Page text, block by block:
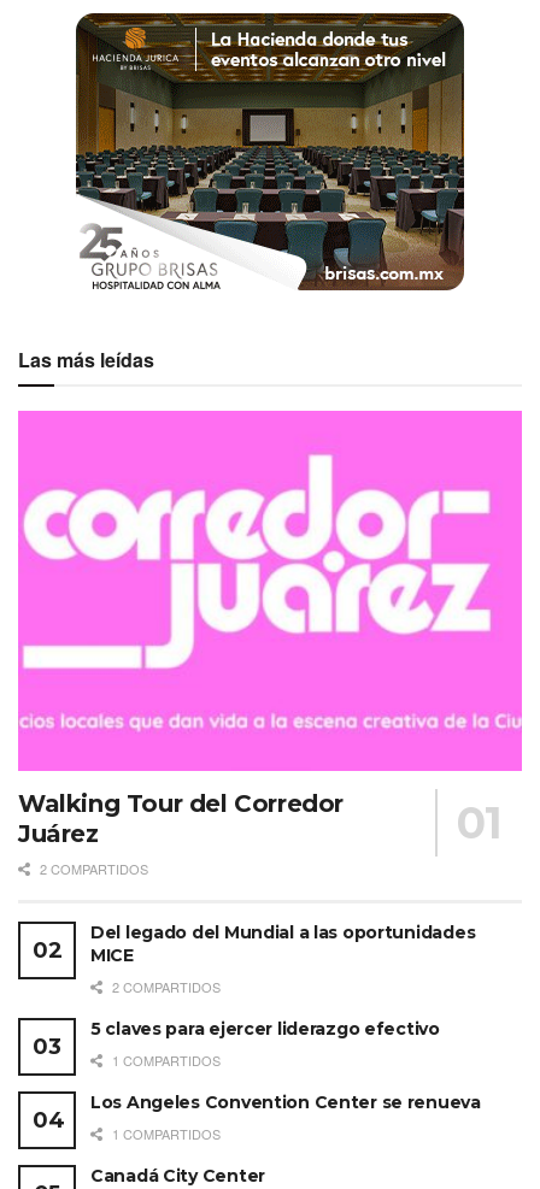
Las más leídas
Walking Tour del Corredor
Juárez
2 COMPARTIDOS
Del legado del Mundial a las oportunidades
MICE
2 COMPARTIDOS
5 claves para ejercer liderazgo efectivo
1 COMPARTIDOS
Los Angeles Convention Center se renueva
1 COMPARTIDOS
Canadá City Center